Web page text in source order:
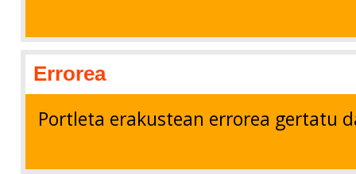
Errorea
Portleta erakustean errorea gertatu